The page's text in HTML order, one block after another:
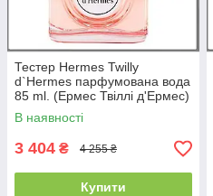
Тестер Hermes Twilly
d`Hermes парфумована вода
85 ml. (Ермес Твіллі д'Ермес)
В наявності
3 404 ₴ 4 255 ₴
Купити